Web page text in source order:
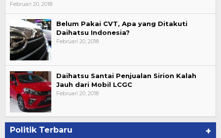
Februari 20, 2018
Belum Pakai CVT, Apa yang Ditakuti
Daihatsu Indonesia?
Februari 20, 2018
Daihatsu Santai Penjualan Sirion Kalah
Jauh dari Mobil LCGC
Februari 20, 2018
Politik Terbaru +